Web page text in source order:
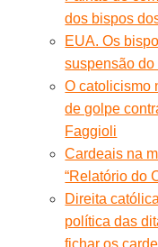
dos bispos
EUA. Os
suspensão do
O catolicismo
de golpe
Faggioli
Cardeais na
“Relatório do
Direita
política das
fichar os